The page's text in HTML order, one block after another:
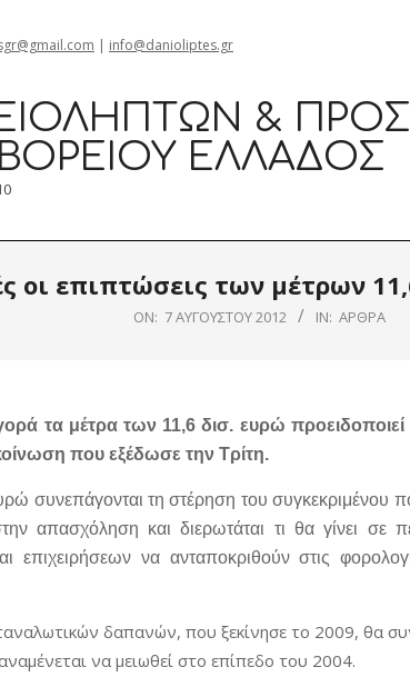
| info@danioliptes.gr
&
ΕΛΛΆΔΟΣ
οι επιπτώσεις των μέτρων
ON: 7 ΑΥΓΟΎΣΤΟΥ 2012 IN: ΆΡΘΡΑ
τα μέτρα των 11,6 δισ. ευρώ προειδοποιεί
που εξέδωσε την Τρίτη.
συνεπάγονται τη στέρηση του συγκεκριμένου
απασχόληση και διερωτάται τι θα γίνει σε
να ανταποκριθούν στις
δαπανών, που ξεκίνησε το 2009, θα
να μειωθεί στο επίπεδο του 2004.